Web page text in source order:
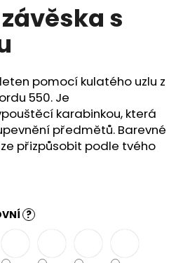
s
pomocí kulatého uzlu z
550. Je
karabinkou, která
předmětů. Barevné
přizpůsobit podle tvého
?